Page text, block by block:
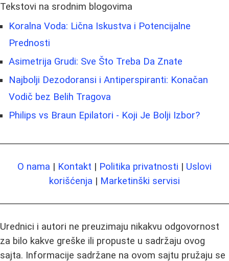
Tekstovi na srodnim blogovima
Koralna Voda: Lična Iskustva i Potencijalne
Prednosti
Asimetrija Grudi: Sve Što Treba Da Znate
Najbolji Dezodoransi i Antiperspiranti: Konačan
Vodič bez Belih Tragova
Philips vs Braun Epilatori - Koji Je Bolji Izbor?
O nama | Kontakt | Politika privatnosti | Uslovi
korišćenja | Marketinški servisi
Urednici i autori ne preuzimaju nikakvu odgovornost
za bilo kakve greške ili propuste u sadržaju ovog
sajta. Informacije sadržane na ovom sajtu pružaju se